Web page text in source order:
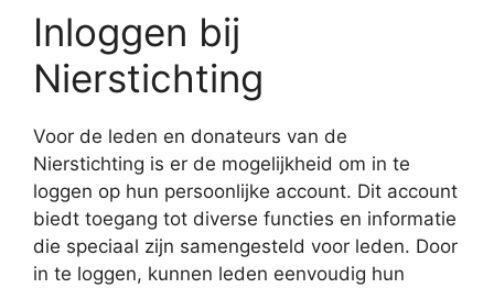
Inloggen bij
Nierstichting
Voor de leden en donateurs van de
Nierstichting is er de mogelijkheid om in te
loggen op hun persoonlijke account. Dit account
biedt toegang tot diverse functies en informatie
die speciaal zijn samengesteld voor leden. Door
in te loggen, kunnen leden eenvoudig hun